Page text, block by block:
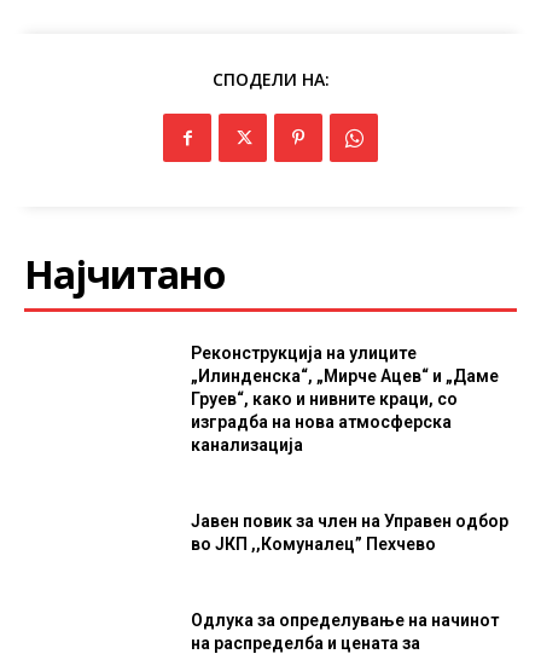
СПОДЕЛИ НА:
Најчитано
Реконструкција на улиците
„Илинденска“, „Мирче Ацев“ и „Даме
Груев“, како и нивните краци, со
изградба на нова атмосферска
канализација
Јавен повик за член на Управен одбор
во ЈКП ,,Комуналец” Пехчево
Одлука за определување на начинот
на распределба и цената за